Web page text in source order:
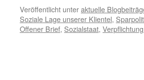
Veröffentlicht unteraktuelle
Soziale Lage unserer Klientel,
Offener Brief, Sozialstaat,